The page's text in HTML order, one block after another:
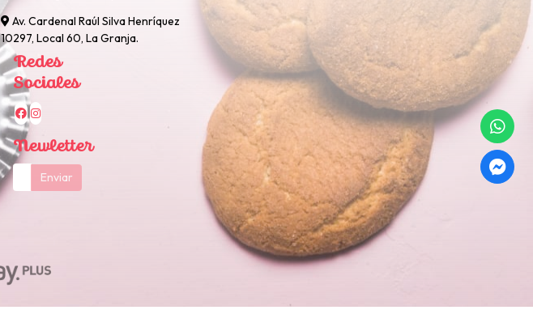
Av. Cardenal Raúl Silva Henríquez
10297, Local 60, La Granja.
Redes
Sociales
Newletter
Enviar